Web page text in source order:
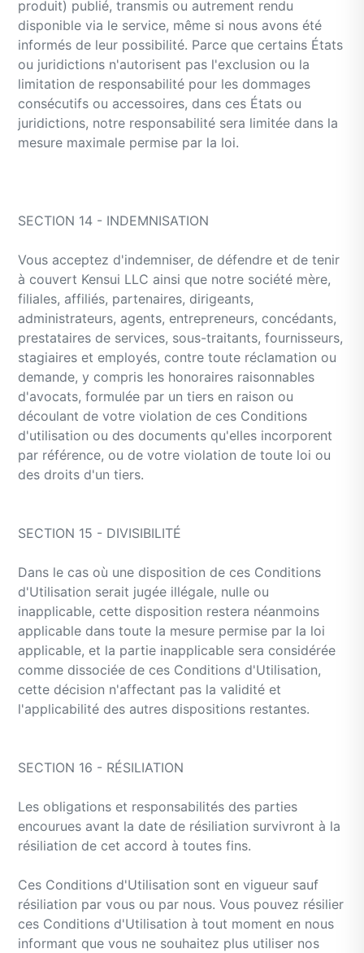
produit) publié, transmis ou autrement rendu
disponible via le service, même si nous avons été
informés de leur possibilité. Parce que certains États
ou juridictions n'autorisent pas l'exclusion ou la
limitation de responsabilité pour les dommages
consécutifs ou accessoires, dans ces États ou
juridictions, notre responsabilité sera limitée dans la
mesure maximale permise par la loi.
SECTION 14 - INDEMNISATION
Vous acceptez d'indemniser, de défendre et de tenir
à couvert Kensui LLC ainsi que notre société mère,
filiales, affiliés, partenaires, dirigeants,
administrateurs, agents, entrepreneurs, concédants,
prestataires de services, sous-traitants, fournisseurs,
stagiaires et employés, contre toute réclamation ou
demande, y compris les honoraires raisonnables
d'avocats, formulée par un tiers en raison ou
découlant de votre violation de ces Conditions
d'utilisation ou des documents qu'elles incorporent
par référence, ou de votre violation de toute loi ou
des droits d'un tiers.
SECTION 15 - DIVISIBILITÉ
Dans le cas où une disposition de ces Conditions
d'Utilisation serait jugée illégale, nulle ou
inapplicable, cette disposition restera néanmoins
applicable dans toute la mesure permise par la loi
applicable, et la partie inapplicable sera considérée
comme dissociée de ces Conditions d'Utilisation,
cette décision n'affectant pas la validité et
l'applicabilité des autres dispositions restantes.
SECTION 16 - RÉSILIATION
Les obligations et responsabilités des parties
encourues avant la date de résiliation survivront à la
résiliation de cet accord à toutes fins.
Ces Conditions d'Utilisation sont en vigueur sauf
résiliation par vous ou par nous. Vous pouvez résilier
ces Conditions d'Utilisation à tout moment en nous
informant que vous ne souhaitez plus utiliser nos